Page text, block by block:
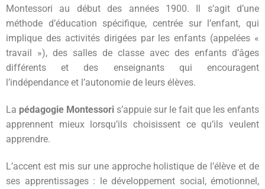
Montessori au début des années 1900. Il s’agit d’une
méthode d’éducation spécifique, centrée sur l’enfant, qui
implique des activités dirigées par les enfants (appelées «
travail »), des salles de classe avec des enfants d’âges
différents et des enseignants qui encouragent
l’indépendance et l’autonomie de leurs élèves.
La pédagogie Montessori s’appuie sur le fait que les enfants
apprennent mieux lorsqu’ils choisissent ce qu’ils veulent
apprendre.
L’accent est mis sur une approche holistique de l’élève et de
ses apprentissages : le développement social, émotionnel,